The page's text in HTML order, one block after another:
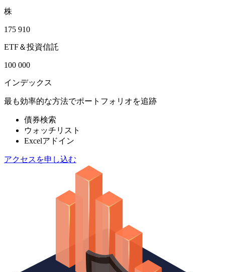
株
175 910
ETF＆投資信託
100 000
インデックス
最も効率的な方法でポートフォリオを追跡
債券検索
ウォッチリスト
Excelアドイン
アクセスを申し込む